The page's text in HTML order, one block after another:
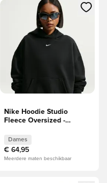
of je aan te melden als
Opent een venster om in te
Nike Hoodie Studio
Fleece Oversized -
Dames
€ 64,95
Meerdere maten beschikbaar